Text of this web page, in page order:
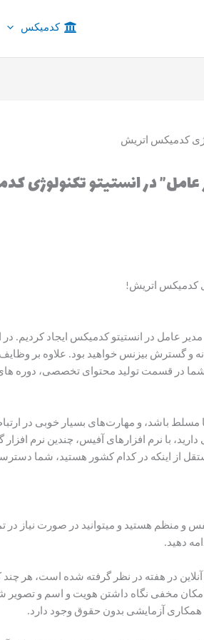
کدمیکس
عامل” در انستیتو تکنولوژی
کدمیکس اتریش!
عامل در انستیتو کدمیکس ایجاد کردیم. در
و گسترش بیزنس خواهید بود. علاوه بر وظایف
شما در قسمت تولید محتوای تخصصی، دوره
مسلط باشد، و مهارت‌های بسیار خوبی در
با نرم افزارهای آفیس، چندین نرم افزار
از اینکه در کدام کشور هستید، شما
و منظم هستید و میتوانید در صورت نیاز در
دهید.
بین ۱۵ تا ۲۰ میلیون تومان بر اساس ۴۰ ساعت کار آنلاین در هفته در نظر گرفته شده است،
مخفی نگاه داشتن هویت و اسم و تصویر
همکاری آزمایشی بدون حقوق وجود دارد.